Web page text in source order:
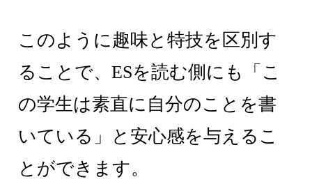
このように趣味と特技を区別す
ることで、ESを読む側にも「こ
の学生は素直に自分のことを書
いている」と安心感を与えるこ
とができます。